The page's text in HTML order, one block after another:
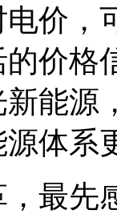
，
价格
能源
体系
先